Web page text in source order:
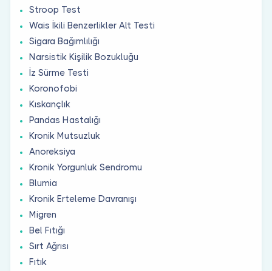
Stroop Test
Wais İkili Benzerlikler Alt Testi
Sigara Bağımlılığı
Narsistik Kişilik Bozukluğu
İz Sürme Testi
Koronofobi
Kıskançlık
Pandas Hastalığı
Kronik Mutsuzluk
Anoreksiya
Kronik Yorgunluk Sendromu
Blumia
Kronik Erteleme Davranışı
Migren
Bel Fıtığı
Sırt Ağrısı
Fıtık